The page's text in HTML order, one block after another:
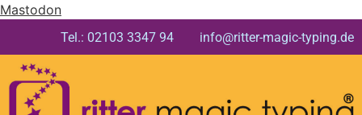
Mastodon
Tel.: 02103 3347 94 info@ritter-magic-typing.de